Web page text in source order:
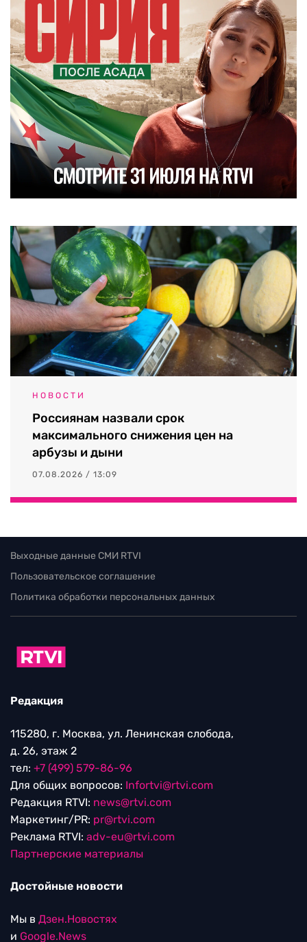
НОВОСТИ
Россиянам назвали срок
максимального снижения цен на
арбузы и дыни
07.08.2026 / 13:09
Выходные данные СМИ RTVI
Пользовательское соглашение
Политика обработки персональных данных
Редакция
115280, г. Москва, ул. Ленинская слобода,
д. 26, этаж 2
тел: +7 (499) 579-86-96
Для общих вопросов: Infortvi@rtvi.com
Редакция RTVI: news@rtvi.com
Маркетинг/PR: pr@rtvi.com
Реклама RTVI: adv-eu@rtvi.com
Партнерские материалы
Достойные новости
Мы в Дзен.Новостях
и Google.News